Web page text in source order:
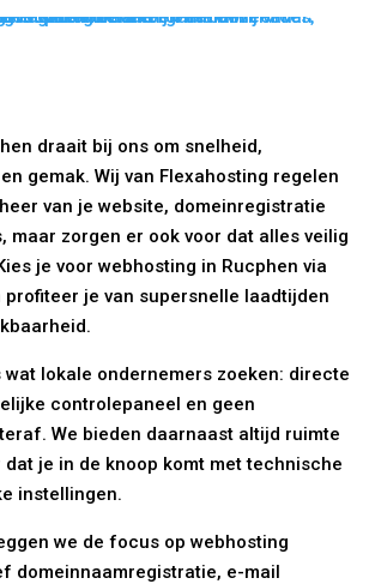
draait bij ons om snelheid,
gemak. Wij van Flexahosting regelen
van je website, domeinregistratie
maar zorgen er ook voor dat alles veilig
je voor webhosting in Rucphen via
profiteer je van supersnelle laadtijden
wat lokale ondernemers zoeken: directe
controlepaneel en geen
We bieden daarnaast altijd ruimte
je in de knoop komt met technische
instellingen.
we de focus op webhosting
domeinnaamregistratie, e-mail